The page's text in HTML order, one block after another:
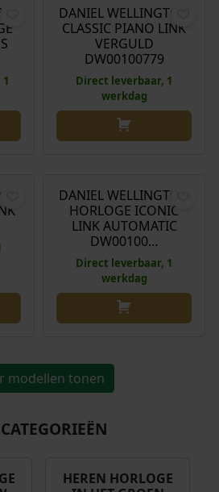
0
0
DANIEL WELLINGTON
CLASSIC PIANO LINK
VERGULD
DW00100779
Direct leverbaar, 1
werkdag
DANIEL WELLINGTON
HORLOGE ICONIC
LINK AUTOMATIC
DW00100…
Direct leverbaar, 1
werkdag
modellen tonen
HEREN HORLOGE